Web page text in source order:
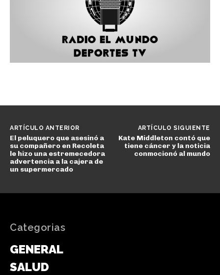
ARTÍCULO ANTERIOR
El peluquero que asesinó a
su compañero en Recoleta
le hizo una estremecedora
advertencia a la cajera de
un supermercado
ARTÍCULO SIGUIENTE
Kate Middleton contó que
tiene cáncer y la noticia
conmocionó al mundo
Categorias
GENERAL
SALUD